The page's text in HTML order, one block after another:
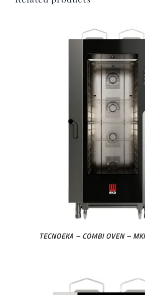
TECNOEKA – COMBI OVEN –